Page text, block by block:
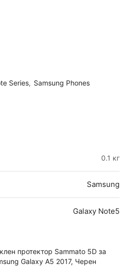
Series, Samsung Phones
0.1 кг
Samsung
Galaxy Note5